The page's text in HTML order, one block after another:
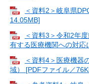
＜資料2＞岐阜県
14.05MB]
＜資料3＞令和2年
有する医療機関への対応
＜資料4＞医療機器
域） [PDFファイル／